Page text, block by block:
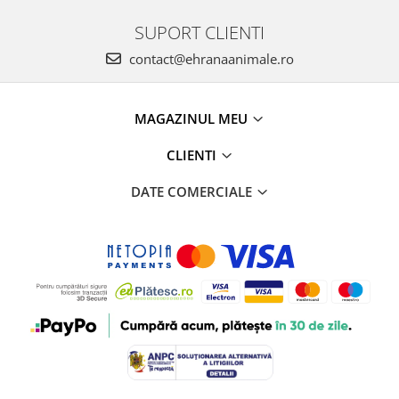
SUPORT CLIENTI
contact@ehranaanimale.ro
MAGAZINUL MEU
CLIENTI
DATE COMERCIALE